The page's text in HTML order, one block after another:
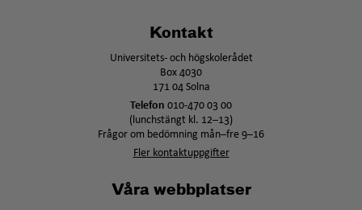
Kontakt
Universitets- och högskolerådet
Box 4030
171 04 Solna
Telefon 010-470 03 00
(lunchstängt kl. 12–13)
Frågor om bedömning mån–fre 9–16
Fler kontaktuppgifter
Våra webbplatser